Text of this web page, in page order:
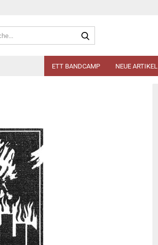
ETT BANDCAMP NEUE ARTIKEL